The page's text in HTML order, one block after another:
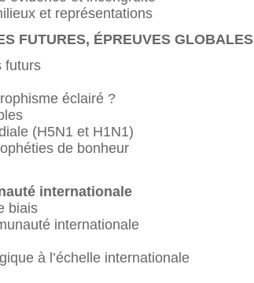
et représentations
FUTURES, ÉPREUVES GLOBALES
futurs
éclairé ?
(H5N1 et H1N1)
de bonheur
internationale
biais
internationale
à l’échelle internationale